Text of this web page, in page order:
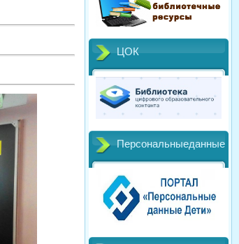
ЦОК
Персональныеданные